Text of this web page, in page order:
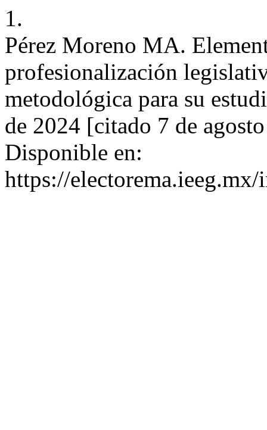
1.
Pérez Moreno MA.
profesionalización
metodológica para su
de 2024 [citado 7 de
Disponible en:
https://